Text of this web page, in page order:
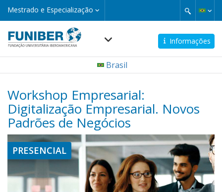
Pular
conteúdo
principal
Mestrado e Especialização
Mestrado
e
Informações
Navegación
Brasil
Workshop Empresarial:
Digitalização Empresarial. Novos
Padrões de Negócios
PRESENCIAL